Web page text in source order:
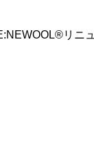
リニ